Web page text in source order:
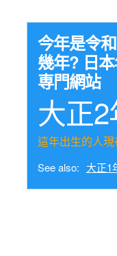
今年是令
幾年? 日
専門網站
大正
這年出生的人現
See also: 大正1